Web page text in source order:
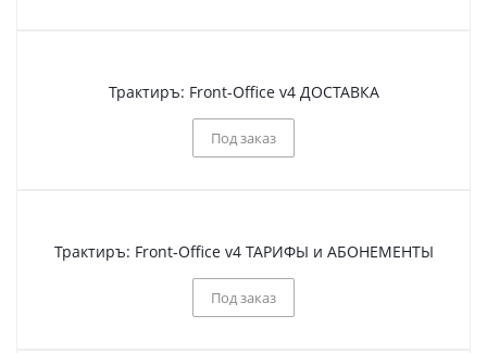
Трактиръ: Front-Office v4 ДОСТАВКА
Под заказ
Трактиръ: Front-Office v4 ТАРИФЫ и АБОНЕМЕНТЫ
Под заказ